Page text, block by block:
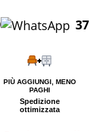
PIÙ AGGIUNGI, MENO
PAGHI
Spedizione
ottimizzata